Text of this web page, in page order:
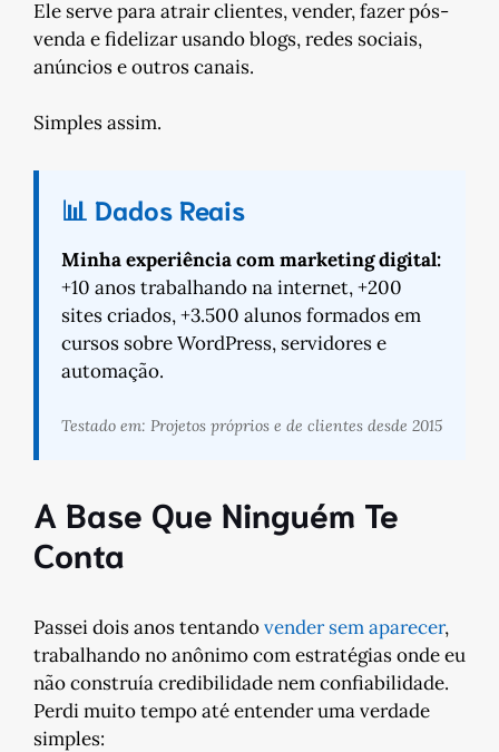
Ele serve para atrair clientes, vender, fazer pós-
venda e fidelizar usando blogs, redes sociais,
anúncios e outros canais.
Simples assim.
📊 Dados Reais
Minha experiência com marketing digital:
+10 anos trabalhando na internet, +200
sites criados, +3.500 alunos formados em
cursos sobre WordPress, servidores e
automação.
Testado em: Projetos próprios e de clientes desde 2015
A Base Que Ninguém Te
Conta
Passei dois anos tentandovender sem aparecer,
trabalhando no anônimo com estratégias onde eu
não construía credibilidade nem confiabilidade.
Perdi muito tempo até entender uma verdade
simples: